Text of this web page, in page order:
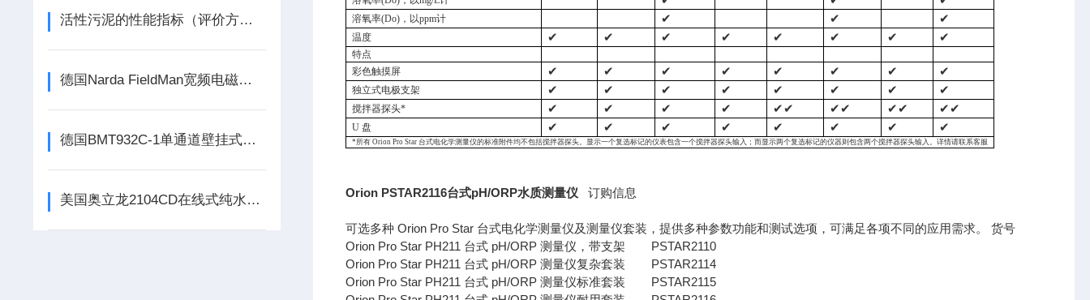
活性污泥的性能指标（评价方法）
德国Narda FieldMan宽频电磁辐射分析仪主要特点
德国BMT932C-1单通道壁挂式紫外臭氧监测仪测量原理
美国奥立龙2104CD在线式纯水电导率监测仪功能特点
溶氧率(Do)，以ppm计 ✔ ✔ ✔
温度 ✔ ✔ ✔ ✔ ✔ ✔ ✔ ✔
特点
彩色触摸屏
✔ ✔ ✔ ✔ ✔ ✔ ✔ ✔
独立式电极支架 ✔ ✔ ✔ ✔ ✔ ✔ ✔ ✔
搅拌器探头* ✔ ✔ ✔ ✔ ✔✔ ✔✔ ✔✔ ✔✔
U 盘 ✔ ✔ ✔ ✔ ✔ ✔ ✔ ✔
* 所有Orion Pro Star 台式电化学测量仪的标准附件均不包括搅拌器探头。显示一个复选标记的仪表包含一个搅拌器探头输入；而显示两个复选标记的仪器则包含两个搅拌器探头输入。详情请联系客服
Orion PSTAR2116台式pH/ORP水质测量仪 订购信息
可选多种 Orion Pro Star 台式电化学测量仪及测量仪套装，提供多种参数功能和测试选项，可满足各项不同的应用需求。 货号
Orion Pro Star PH211 台式 pH/ORP 测量仪，带支架 PSTAR2110
Orion Pro Star PH211 台式 pH/ORP 测量仪复杂套装 PSTAR2114
Orion Pro Star PH211 台式 pH/ORP 测量仪标准套装 PSTAR2115